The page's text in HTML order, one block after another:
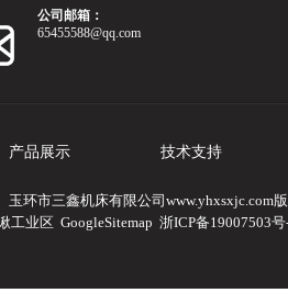
公司邮箱：
65455588@qq.com
产品展示 技术支持
玉环市三鑫机床有限公司www.yhxsxjc.com
工业区 GoogleSitemap 浙ICP备19007503号